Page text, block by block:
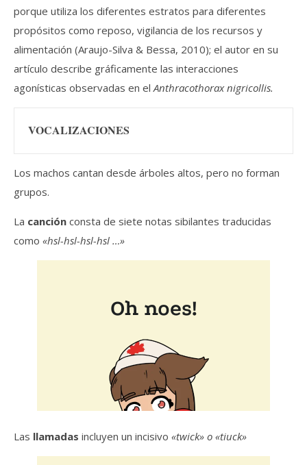
porque utiliza los diferentes estratos para diferentes
propósitos como reposo, vigilancia de los recursos y
alimentación (Araujo-Silva & Bessa, 2010); el autor en su
artículo describe gráficamente las interacciones
agonísticas observadas en elAnthracothorax nigricollis.
VOCALIZACIONES
Los machos cantan desde árboles altos, pero no forman
grupos.
La canción consta de siete notas sibilantes traducidas
como «hsl-hsl-hsl-hsl …»
Las llamadas incluyen un incisivo «twick» o «tiuck»